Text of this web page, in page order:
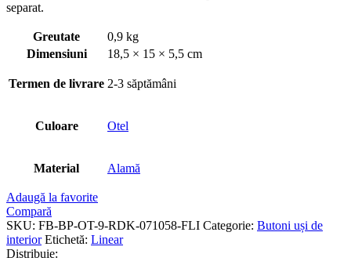
separat.
Greutate
0,9 kg
Dimensiuni
18,5 × 15 × 5,5 cm
Termen de livrare 2-3 săptămâni
Culoare Otel
Material Alamă
Adaugă la favorite
Compară
SKU: FB-BP-OT-9-RDK-071058-FLI Categorie: Butoni uși de
interior Etichetă: Linear
Distribuie: